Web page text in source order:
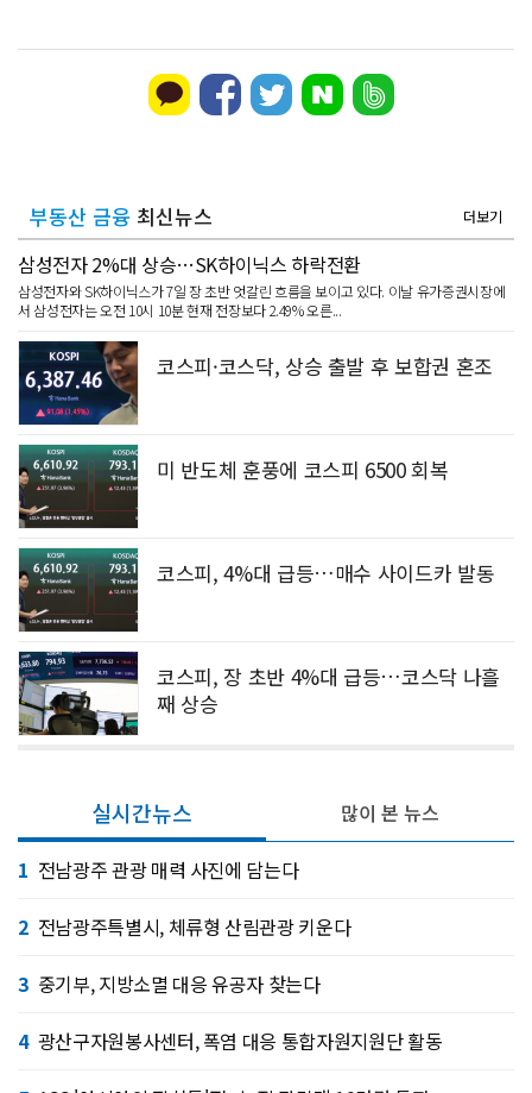
부동산 금융 최신뉴스 더보기
삼성전자 2%대 상승…SK하이닉스 하락전환
삼성전자와 SK하이닉스가 7일 장 초반 엇갈린 흐름을 보이고 있다. 이날 유가증권시장에
서 삼성전자는 오전 10시 10분 현재 전장보다 2.49% 오른...
코스피·코스닥, 상승 출발 후 보합권 혼조
미 반도체 훈풍에 코스피 6500 회복
코스피, 4%대 급등…매수 사이드카 발동
코스피, 장 초반 4%대 급등…코스닥 나흘
째 상승
실시간뉴스
1 전남광주 관광 매력 사진에 담는다
2 전남광주특별시, 체류형 산림관광 키운다
3 중기부, 지방소멸 대응 유공자 찾는다
4 광산구자원봉사센터, 폭염 대응 통합자원지원단 활동
많이 본 뉴스